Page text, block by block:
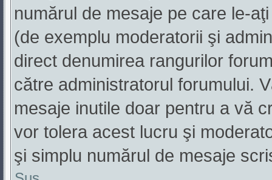
numărul de mesaje pe care le-
(de exemplu moderatorii şi
direct denumirea rangurilor
către administratorul forumului.
mesaje inutile doar pentru a vă
vor tolera acest lucru şi
şi simplu numărul de mesaje